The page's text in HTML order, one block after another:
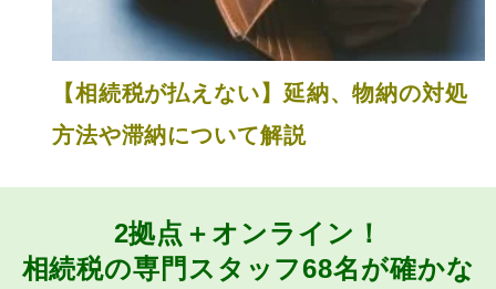
【相続税が払えない】延納、物納の対処
方法や滞納について解説
2拠点＋オンライン！
相続税の専門スタッフ68名が確かな